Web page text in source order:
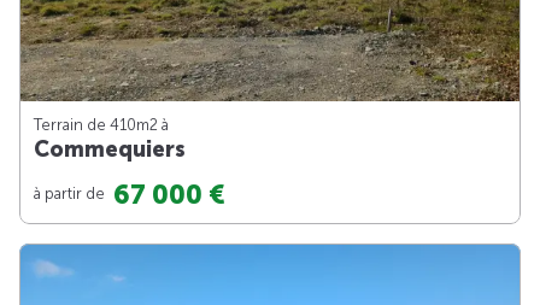
Terrain de 410m2 à
Commequiers
à partir de 67 000 €